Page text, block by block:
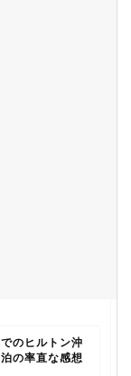
のヒルトン沖
の率直な感想